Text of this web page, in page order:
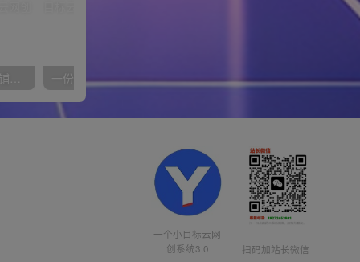
【阿里国际站】打造Top店铺&获得优质询盘客户，​95%的国际站讲师不会说的运营技巧 一份资料多种变现方式，小白也能轻松上手，日入800不是问题
一个小目标云网
创系统3.0
扫码加站长微信